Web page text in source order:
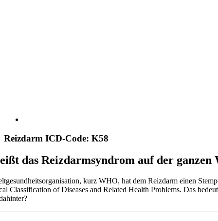
Reizdarm ICD-Code: K58
das Reizdarmsyndrom auf der ganzen
kurz WHO, hat dem Reizdarm einen
Classification of Diseases and Related Health Problems. Das